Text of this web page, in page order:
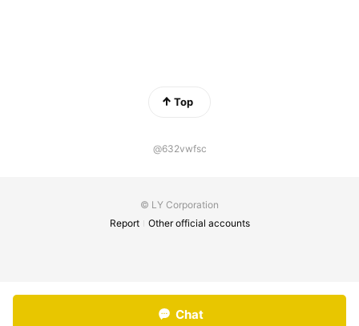
Top
@632vwfsc
© LY Corporation
Report
Other official accounts
Chat